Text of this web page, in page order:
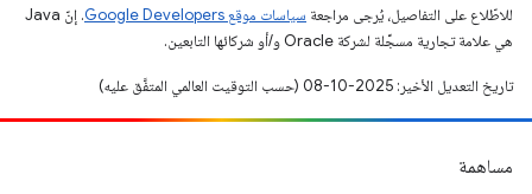
للاطّلاع على التفاصيل، يُرجى مراجعة سياسات موقع Google Developers‏
. إنّ Java
هي علامة تجارية مسجَّلة لشركة Oracle و/أو شركائها التابعين.
تاريخ التعديل الأخير: 2025-10-08 (حسب التوقيت العالمي المتفَّق عليه)
مساهمة